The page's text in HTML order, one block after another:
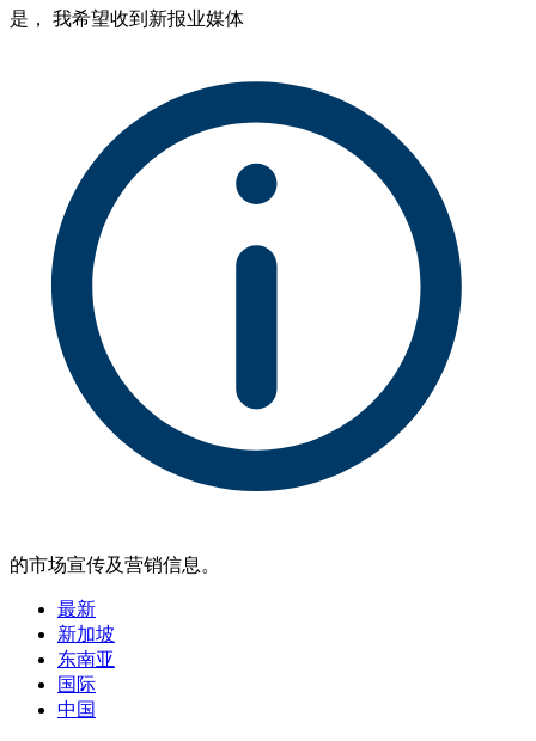
是， 我希望收到新报业媒体
的市场宣传及营销信息。
最新
新加坡
东南亚
国际
中国